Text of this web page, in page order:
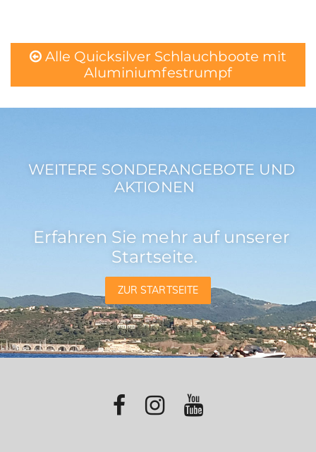
Alle Quicksilver Schlauchboote mit
Aluminiumfestrumpf
WEITERE SONDERANGEBOTE UND
AKTIONEN
Erfahren Sie mehr auf unserer
Startseite.
ZUR STARTSEITE